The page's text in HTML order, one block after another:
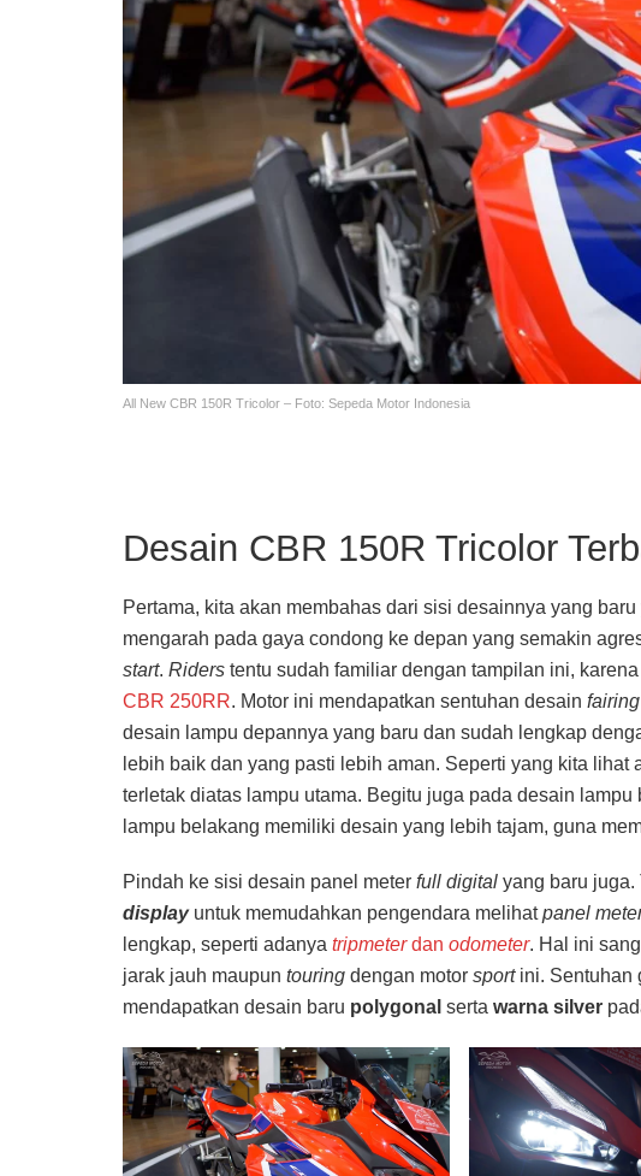
All New CBR 150R Tricolor – Foto: Sepeda Motor Indonesia
Desain CBR 150R Tricolor
Pertama, kita akan membahas dari sisi desainnya yang
mengarah pada gaya condong ke depan yang semakin
start. Riders tentu sudah familiar dengan tampilan ini,
CBR 250RR. Motor ini mendapatkan sentuhan desain fairing
desain lampu depannya yang baru dan sudah lengkap
lebih baik dan yang pasti lebih aman. Seperti yang kita
terletak diatas lampu utama. Begitu juga pada desain
lampu belakang memiliki desain yang lebih tajam, guna
Pindah ke sisi desain panel meter full digital yang baru juga.
displayuntuk memudahkan pengendara melihatpanel
lengkap, seperti adanya tripmeterdan odometer. Hal ini
jarak jauh maupun touring dengan motor sportini. Sentuhan
mendapatkan desain baru polygonal serta warna silver